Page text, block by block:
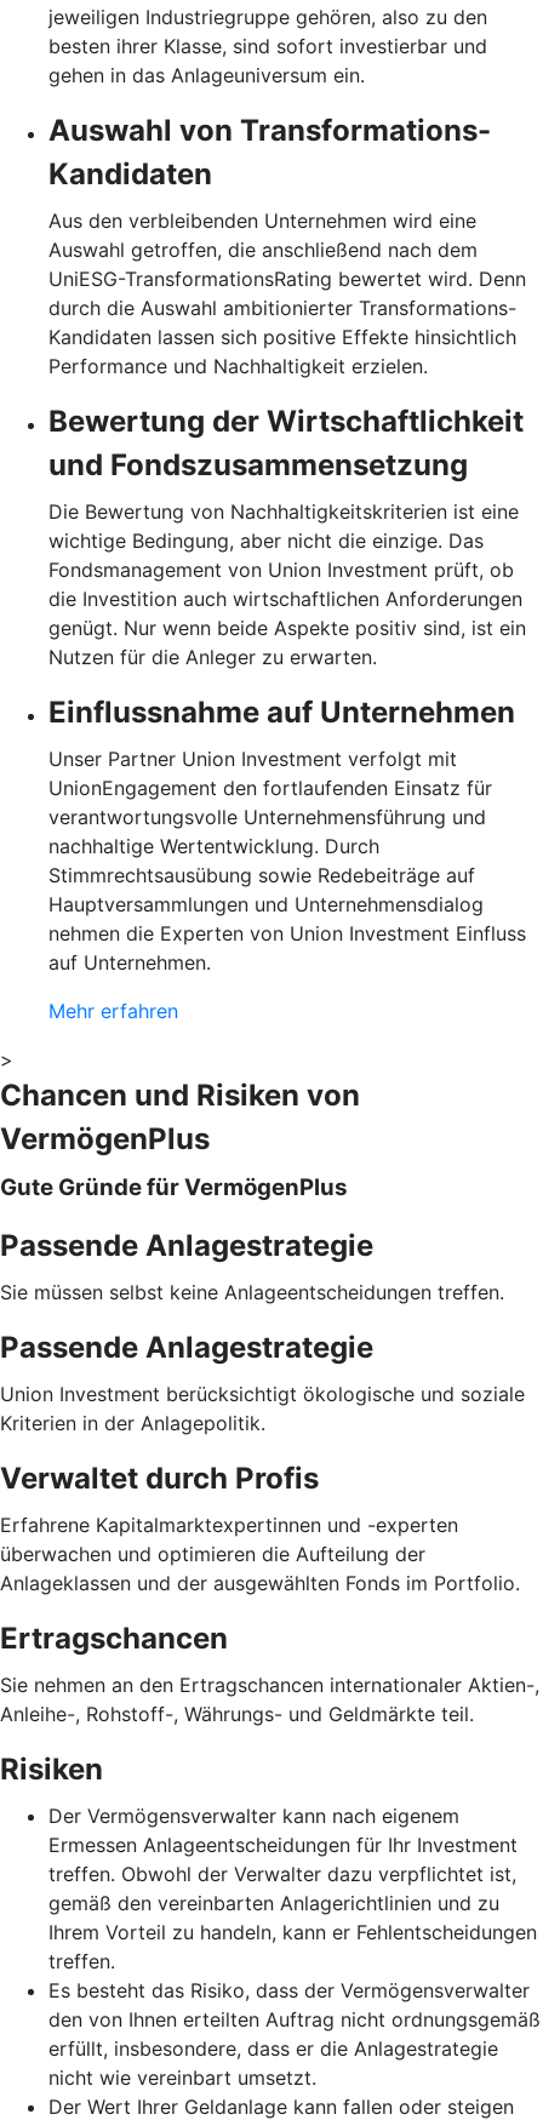
jeweiligen Industriegruppe gehören, also zu den
besten ihrer Klasse, sind sofort investierbar und
gehen in das Anlageuniversum ein.
Auswahl von Transformations-
Kandidaten
Aus den verbleibenden Unternehmen wird eine
Auswahl getroffen, die anschließend nach dem
UniESG-TransformationsRating bewertet wird. Denn
durch die Auswahl ambitionierter Transformations-
Kandidaten lassen sich positive Effekte hinsichtlich
Performance und Nachhaltigkeit erzielen.
Bewertung der Wirtschaftlichkeit
und Fondszusammensetzung
Die Bewertung von Nachhaltigkeitskriterien ist eine
wichtige Bedingung, aber nicht die einzige. Das
Fondsmanagement von Union Investment prüft, ob
die Investition auch wirtschaftlichen Anforderungen
genügt. Nur wenn beide Aspekte positiv sind, ist ein
Nutzen für die Anleger zu erwarten.
Einflussnahme auf Unternehmen
Unser Partner Union Investment verfolgt mit
UnionEngagement den fortlaufenden Einsatz für
verantwortungsvolle Unternehmensführung und
nachhaltige Wertentwicklung. Durch
Stimmrechtsausübung sowie Redebeiträge auf
Hauptversammlungen und Unternehmensdialog
nehmen die Experten von Union Investment Einfluss
auf Unternehmen.
Mehr erfahren
>
Chancen und Risiken von
VermögenPlus
Gute Gründe für VermögenPlus
Passende Anlagestrategie
Sie müssen selbst keine Anlageentscheidungen treffen.
Passende Anlagestrategie
Union Investment berücksichtigt ökologische und soziale
Kriterien in der Anlagepolitik.
Verwaltet durch Profis
Erfahrene Kapitalmarktexpertinnen und -experten
überwachen und optimieren die Aufteilung der
Anlageklassen und der ausgewählten Fonds im Portfolio.
Ertragschancen
Sie nehmen an den Ertragschancen internationaler Aktien-,
Anleihe-, Rohstoff-, Währungs- und Geldmärkte teil.
Risiken
Der Vermögensverwalter kann nach eigenem
Ermessen Anlageentscheidungen für Ihr Investment
treffen. Obwohl der Verwalter dazu verpflichtet ist,
gemäß den vereinbarten Anlagerichtlinien und zu
Ihrem Vorteil zu handeln, kann er Fehlentscheidungen
treffen.
Es besteht das Risiko, dass der Vermögensverwalter
den von Ihnen erteilten Auftrag nicht ordnungsgemäß
erfüllt, insbesondere, dass er die Anlagestrategie
nicht wie vereinbart umsetzt.
Der Wert Ihrer Geldanlage kann fallen oder steigen